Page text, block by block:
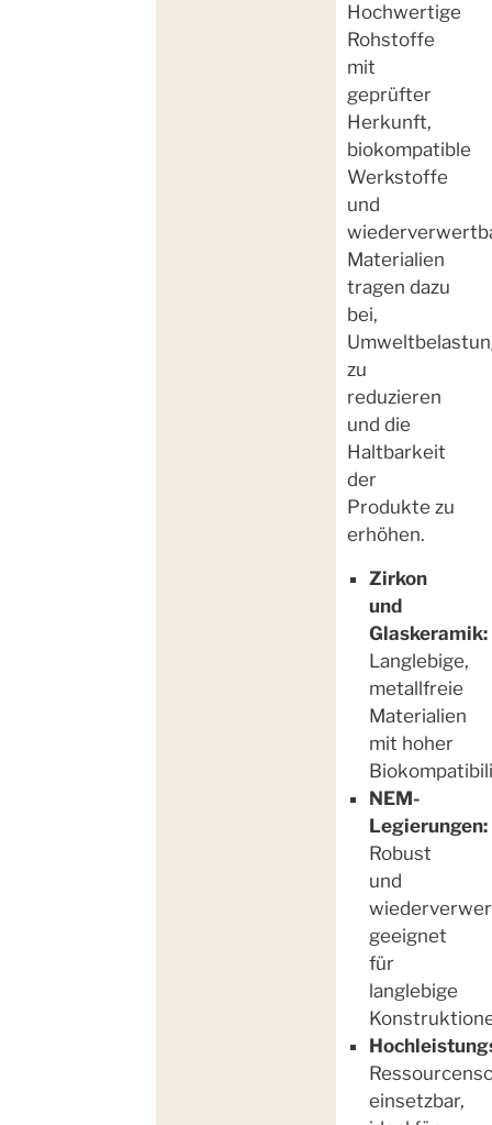
Hochwertige
Rohstoffe
mit
geprüfter
Herkunft,
biokompatible
Werkstoffe
und
Materialien
tragen dazu
bei,
zu
reduzieren
und die
Haltbarkeit
der
Produkte zu
erhöhen.
Zirkon
und
Glaskeramik:
Langlebige,
metallfreie
Materialien
mit hoher
NEM-
Legierungen:
Robust
und
geeignet
für
langlebige
einsetzbar,